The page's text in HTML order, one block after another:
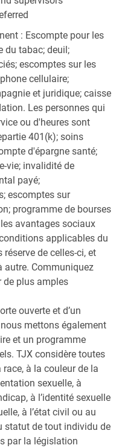
: Escompte pour les
du tabac; deuil;
escomptes sur les
cellulaire;
et juridique; caisse
Les personnes qui
ou d'heures sont
401(k); soins
d'épargne santé;
vie; invalidité de
payé;
escomptes sur
programme de bourses
avantages sociaux
applicables du
de celles-ci, et
autre. Communiquez
de plus amples
ouverte et d’un
mettons également
et un programme
TJX considère toutes
à la couleur de la
sexuelle, à
à l’identité sexuelle
à l’état civil ou au
statut de tout individu de
par la législation